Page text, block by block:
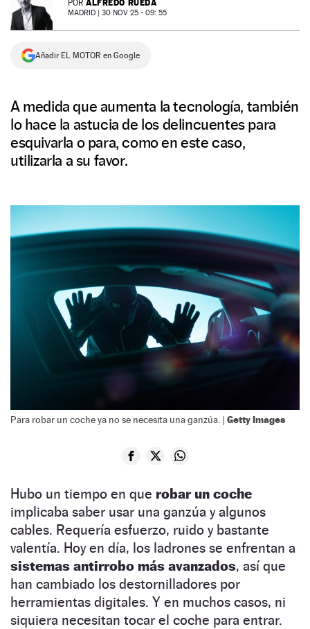
NEWSLETTER
SÍGUENOS
POR ALFREDO RUEDA
MADRID | 30 NOV 25 - 09: 55
Añadir EL MOTOR en Google
A medida que aumenta la tecnología, también
lo hace la astucia de los delincuentes para
esquivarla o para, como en este caso,
utilizarla a su favor.
Para robar un coche ya no se necesita una ganzúa. | Getty Images
Hubo un tiempo en que robar un coche
implicaba saber usar una ganzúa y algunos
cables. Requería esfuerzo, ruido y bastante
valentía. Hoy en día, los ladrones se enfrentan a
sistemas antirrobo más avanzados, así que
han cambiado los destornilladores por
herramientas digitales. Y en muchos casos, ni
siquiera necesitan tocar el coche para entrar.